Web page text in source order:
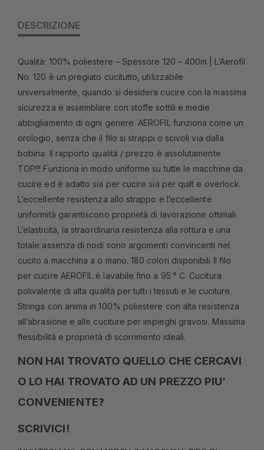
DESCRIZIONE
Qualità: 100% poliestere – Spessore 120 – 400m | L’Aerofil
No. 120 è un pregiato cucitutto, utilizzabile
universalmente, quando si desidera cucire con la massima
sicurezza e assemblare con stoffe sottili e medie
abbigliamento di ogni genere. AEROFIL funziona come un
orologio, senza che il filo si strappi o scivoli via dalla
bobina. Il rapporto qualità / prezzo è assolutamente
TOP!!! Funziona in modo uniforme su tutte le macchine da
cucire ed è adatto sia per cucire sia per quilt e overlock.
L’eccellente resistenza allo strappo e l’eccellente
uniformità garantiscono proprietà di lavorazione ottimali.
L’elasticità, la straordinaria resistenza alla rottura e una
totale assenza di nodi sono argomenti convincenti nel
cucito a macchina a o mano. 180 colori disponibili Il filo
per cucire AEROFIL è lavabile fino a 95 ° C. Cucitura
polivalente di alta qualità per tutti i tessuti e le cuciture.
Stringa con anima in 100% poliestere con alta resistenza
all’abrasione e alle cuciture per impieghi gravosi. Massima
flessibilità e proprietà di scorrimento ideali.
NON HAI TROVATO QUELLO CHE CERCAVI
O LO HAI TROVATO AD UN PREZZO PIU’
CONVENIENTE?
SCRIVICI!